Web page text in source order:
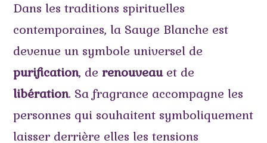
Dans les traditions spirituelles
contemporaines, la Sauge Blanche est
devenue un symbole universel de
purification, derenouveauet de
libération. Sa fragrance accompagne les
personnes qui souhaitent symboliquement
laisser derrière elles les tensions